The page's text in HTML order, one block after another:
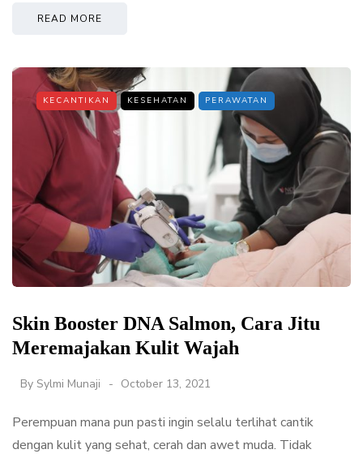
READ MORE
KECANTIKAN KESEHATAN PERAWATAN
Skin Booster DNA Salmon, Cara Jitu
Meremajakan Kulit Wajah
By Sylmi Munaji October 13, 2021
Perempuan mana pun pasti ingin selalu terlihat cantik
dengan kulit yang sehat, cerah dan awet muda. Tidak